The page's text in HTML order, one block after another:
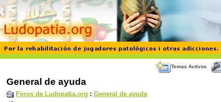
Temas Activos
General de ayuda
Foros de Ludopatia.org : General de ayuda